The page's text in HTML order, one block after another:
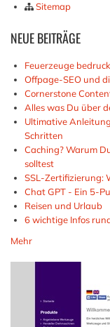
Sitemap
NEUEBEITRÄGE
Feuerzeuge
Offpage-SEO und
Cornerstone
Alles was Du über
Ultimative
Schritten
Caching? Warum
solltest
SSL-Zertifizierung:
Chat GPT - Ein 5-
Reisen und Urlaub
6 wichtige Infos
Mehr